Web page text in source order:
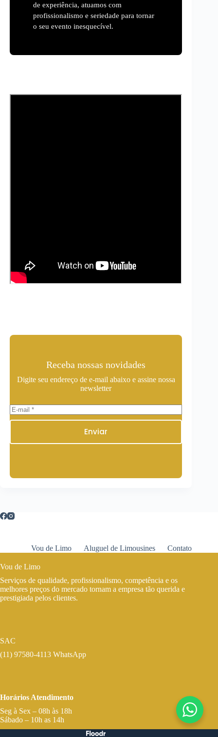
de experiência, atuamos com
profissionalismo e seriedade para tornar
o seu evento inesquecível.
Receba nossas novidades
Digite seu endereço de e-mail abaixo e assine nossa
newsletter
Enviar
Vou de Limo Aluguel de Limousines Contato
Vou de Limo
Serviços de qualidade, profissionalismo, competência e os
melhores preços do mercado tornam a empresa tão querida e
prestigiada pelos clientes.
SAC
(11) 97580-4113 WhatsApp
Horários Atendimento
Seg à Sex – 08h às 18h
Sábado – 10h as 14h